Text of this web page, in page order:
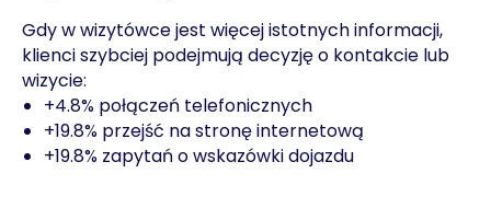
Gdy w wizytówce jest więcej istotnych informacji,
klienci szybciej podejmują decyzję o kontakcie lub
wizycie:
+4.8% połączeń telefonicznych
+19.8% przejść na stronę internetową
+19.8% zapytań o wskazówki dojazdu